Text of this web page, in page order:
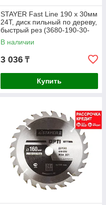
STAYER Fast Line 190 x 30мм
24Т, диск пильный по дереву,
быстрый рез (3680-190-30-
24)
В наличии
3 036 ₸
Купить